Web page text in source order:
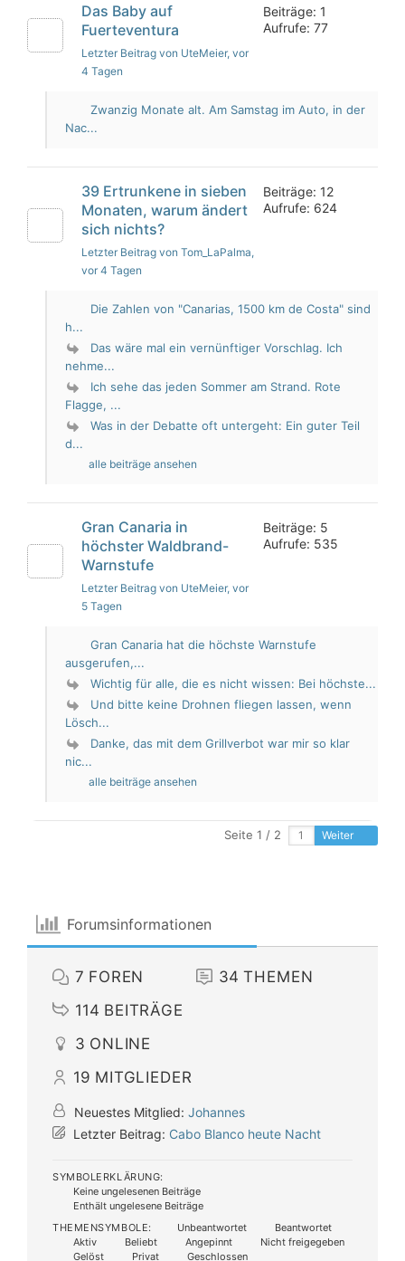
Das Baby auf
Fuerteventura
Letzter Beitrag von UteMeier, vor
4 Tagen
Beiträge: 1
Aufrufe: 77
Zwanzig Monate alt. Am Samstag im Auto, in der
Nac...
39 Ertrunkene in sieben
Monaten, warum ändert
sich nichts?
Letzter Beitrag von Tom_LaPalma,
vor 4 Tagen
Beiträge: 12
Aufrufe: 624
Die Zahlen von "Canarias, 1500 km de Costa" sind
h...
Das wäre mal ein vernünftiger Vorschlag. Ich
nehme...
Ich sehe das jeden Sommer am Strand. Rote
Flagge, ...
Was in der Debatte oft untergeht: Ein guter Teil
d...
alle beiträge ansehen
Gran Canaria in
höchster Waldbrand-
Warnstufe
Letzter Beitrag von UteMeier, vor
5 Tagen
Beiträge: 5
Aufrufe: 535
Gran Canaria hat die höchste Warnstufe
ausgerufen,...
Wichtig für alle, die es nicht wissen: Bei höchste...
Und bitte keine Drohnen fliegen lassen, wenn
Lösch...
Danke, das mit dem Grillverbot war mir so klar
nic...
alle beiträge ansehen
Seite 1 / 2 Weiter
Forumsinformationen
7 FOREN 34 THEMEN
114 BEITRÄGE
3 ONLINE
19 MITGLIEDER
Neuestes Mitglied: Johannes
Letzter Beitrag: Cabo Blanco heute Nacht
SYMBOLERKLÄRUNG:
Keine ungelesenen Beiträge
Enthält ungelesene Beiträge
THEMENSYMBOLE:
Unbeantwortet
Beantwortet
Aktiv
Beliebt Angepinnt
Nicht freigegeben
Gelöst
Privat Geschlossen